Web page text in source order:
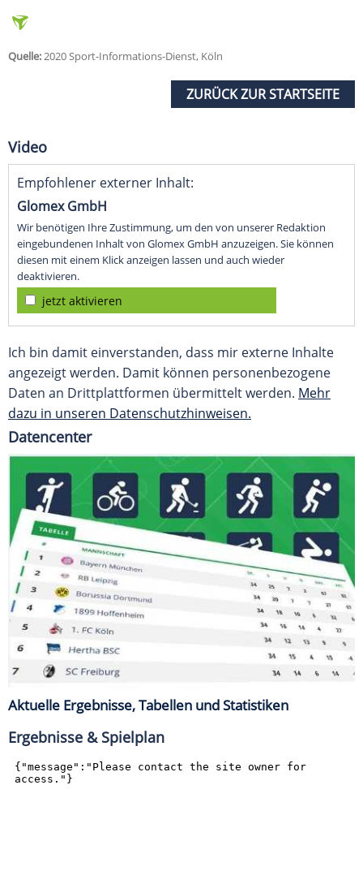
Quelle:2020 Sport-Informations-Dienst, Köln
ZURÜCK ZUR STARTSEITE
Video
Empfohlener externer Inhalt:
Glomex GmbH
Wir benötigen Ihre Zustimmung, um den von unserer Redaktion
eingebundenen Inhalt von Glomex GmbH anzuzeigen. Sie können
diesen mit einem Klick anzeigen lassen und auch wieder
deaktivieren.
jetzt aktivieren
Ich bin damit einverstanden, dass mir externe Inhalte
angezeigt werden. Damit können personenbezogene
Daten an Drittplattformen übermittelt werden. Mehr
dazu in unseren Datenschutzhinweisen.
Datencenter
Aktuelle Ergebnisse, Tabellen und Statistiken
Ergebnisse & Spielplan